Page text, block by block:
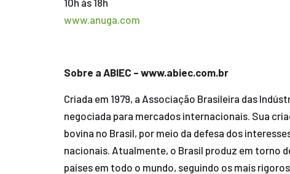
10h às 18h
www.anuga.com
Sobre a ABIEC – www.abiec.com.br
Criada em 1979, a Associação Brasileira das
negociada para mercados internacionais. Sua
bovina no Brasil, por meio da defesa dos
nacionais. Atualmente, o Brasil produz em torno
países em todo o mundo, seguindo os mais